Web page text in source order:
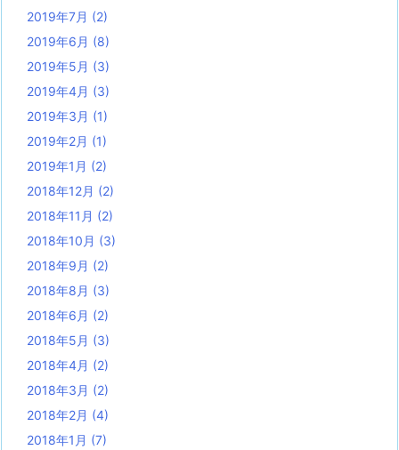
2019年7月 (2)
2019年6月 (8)
2019年5月 (3)
2019年4月 (3)
2019年3月 (1)
2019年2月 (1)
2019年1月 (2)
2018年12月 (2)
2018年11月 (2)
2018年10月 (3)
2018年9月 (2)
2018年8月 (3)
2018年6月 (2)
2018年5月 (3)
2018年4月 (2)
2018年3月 (2)
2018年2月 (4)
2018年1月 (7)